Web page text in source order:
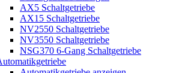
AX5 Schaltgetriebe
AX15 Schaltgetriebe
NV2550 Schaltgetriebe
NV3550 Schaltgetriebe
NSG370 6-Gang Schaltgetriebe